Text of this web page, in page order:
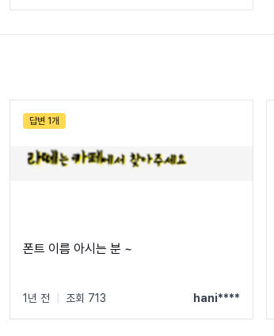
답변 1개
폰트 이름 아시는 분 ~
1년 전 조회 713 hani****